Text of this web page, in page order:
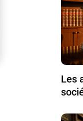
Les